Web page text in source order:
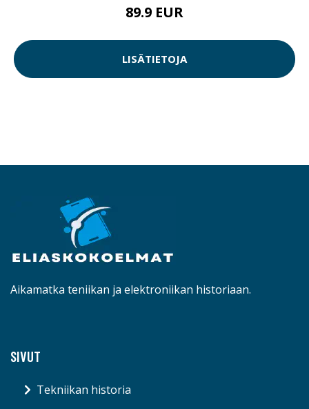
89.9 EUR
LISÄTIETOJA
Aikamatka teniikan ja elektroniikan historiaan.
SIVUT
Tekniikan historia